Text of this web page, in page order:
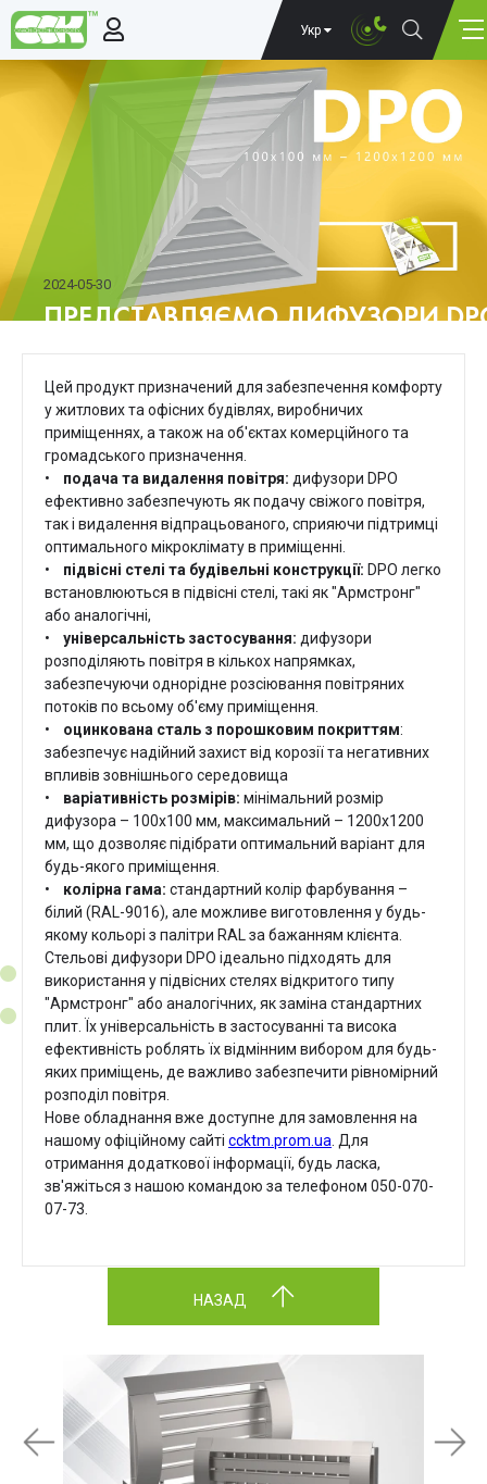
Укр
2024-05-30
ПРЕДСТАВЛЯЄМО ДИФУЗОРИ
Цей продукт призначений для забезпечення комфорту
у житлових та офісних будівлях, виробничих
приміщеннях, а також на об'єктах комерційного та
громадського призначення.
• подача та видалення повітря: дифузори DPO
ефективно забезпечують як подачу свіжого повітря,
так і видалення відпрацьованого, сприяючи підтримці
оптимального мікроклімату в приміщенні.
• підвісні стелі та будівельні конструкції: DPO легко
встановлюються в підвісні стелі, такі як "Армстронг"
або аналогічні,
• універсальність застосування: дифузори
розподіляють повітря в кількох напрямках,
забезпечуючи однорідне розсіювання повітряних
потоків по всьому об'єму приміщення.
• оцинкована сталь з порошковим покриттям:
забезпечує надійний захист від корозії та негативних
впливів зовнішнього середовища
• варіативність розмірів: мінімальний розмір
дифузора – 100х100 мм, максимальний – 1200х1200
мм, що дозволяє підібрати оптимальний варіант для
будь-якого приміщення.
• колірна гама: стандартний колір фарбування –
білий (RAL-9016), але можливе виготовлення у будь-
якому кольорі з палітри RAL за бажанням клієнта.
Стельові дифузори DPO ідеально підходять для
використання у підвісних стелях відкритого типу
"Армстронг" або аналогічних, як заміна стандартних
плит. Їх універсальність в застосуванні та висока
ефективність роблять їх відмінним вибором для будь-
яких приміщень, де важливо забезпечити рівномірний
розподіл повітря.
Нове обладнання вже доступне для замовлення на
нашому офіційному сайті ccktm.prom.ua . Для
отримання додаткової інформації, будь ласка,
зв'яжіться з нашою командою за телефоном 050-070-
07-73.
НАЗАД